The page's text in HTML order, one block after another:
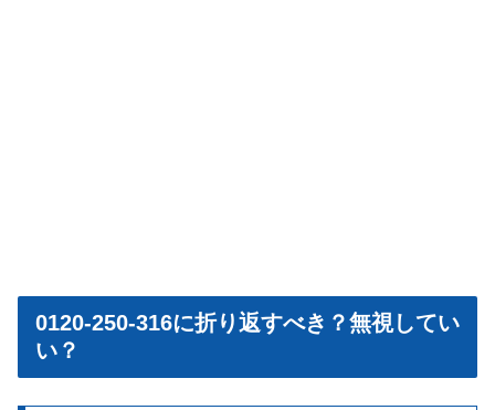
0120-250-316に折り返すべき？無視してい
い？